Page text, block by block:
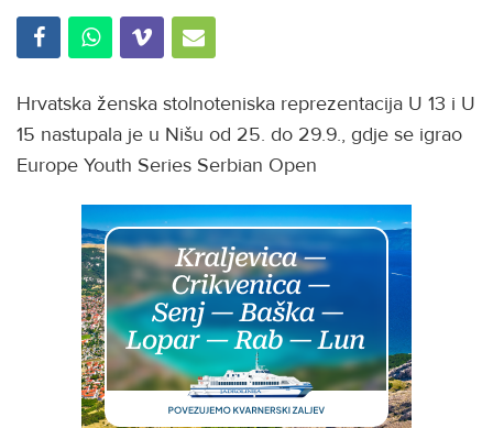
Hrvatska ženska stolnoteniska reprezentacija U 13 i U
15 nastupala je u Nišu od 25. do 29.9., gdje se igrao
Europe Youth Series Serbian Open